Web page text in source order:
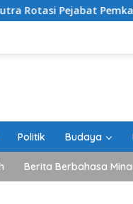
Pemkab Tanah Datar,
Politik Budaya
Berita Berbahasa